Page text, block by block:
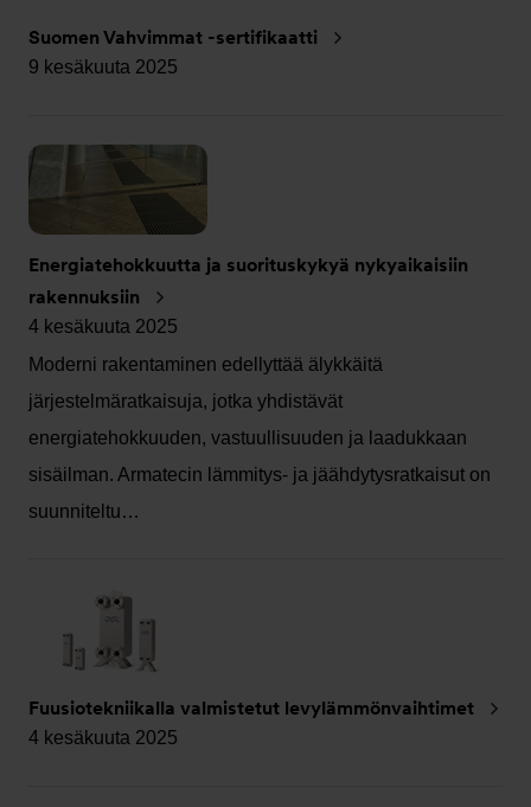
Suomen Vahvimmat -sertifikaatti
9 kesäkuuta 2025
Energiatehokkuutta ja suorituskykyä nykyaikaisiin
rakennuksiin
4 kesäkuuta 2025
Moderni rakentaminen edellyttää älykkäitä
järjestelmäratkaisuja, jotka yhdistävät
energiatehokkuuden, vastuullisuuden ja laadukkaan
sisäilman. Armatecin lämmitys- ja jäähdytysratkaisut on
suunniteltu…
Fuusiotekniikalla valmistetut levylämmönvaihtimet
4 kesäkuuta 2025